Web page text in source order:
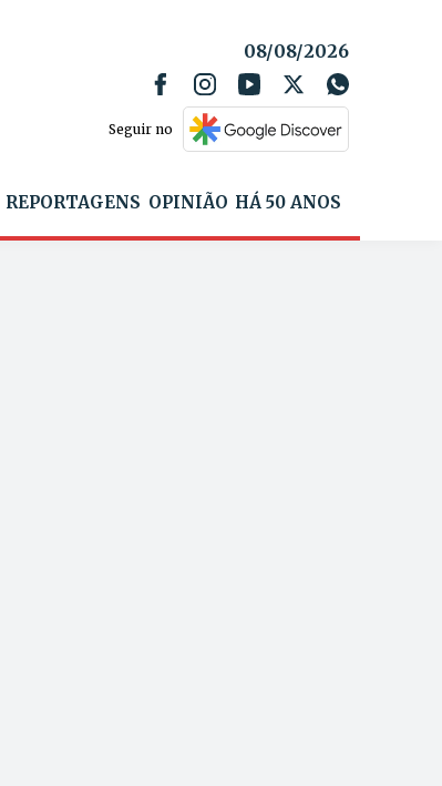
08/08/2026
Seguir no
REPORTAGENS OPINIÃO HÁ 50 ANOS